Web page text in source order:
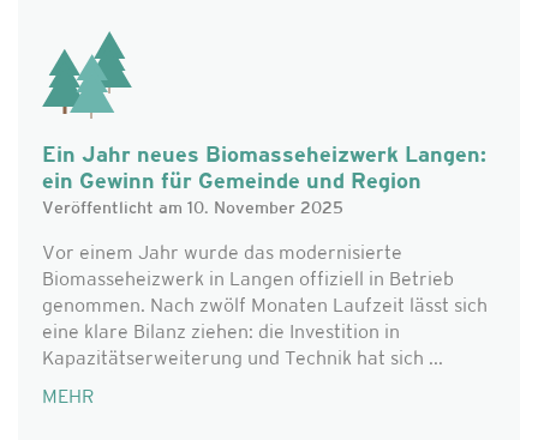
Ein Jahr neues Biomasseheizwerk Langen:
ein Gewinn für Gemeinde und Region
Veröffentlicht am 10. November 2025
Vor einem Jahr wurde das modernisierte
Biomasseheizwerk in Langen offiziell in Betrieb
genommen. Nach zwölf Monaten Laufzeit lässt sich
eine klare Bilanz ziehen: die Investition in
Kapazitätserweiterung und Technik hat sich ...
MEHR